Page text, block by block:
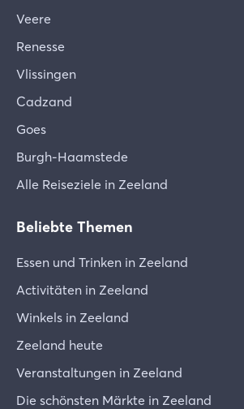
Veere
Renesse
Vlissingen
Cadzand
Goes
Burgh-Haamstede
Alle Reiseziele in Zeeland
Beliebte Themen
Essen und Trinken in Zeeland
Activitäten in Zeeland
Winkels in Zeeland
Zeeland heute
Veranstaltungen in Zeeland
Die schönsten Märkte in Zeeland